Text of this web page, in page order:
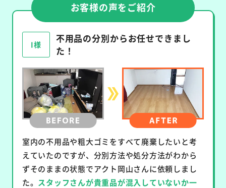
お客様の声をご紹介
I様
不用品の分別からお任せできまし
た！
室内の不用品や粗大ゴミをすべて廃棄したいと考
えていたのですが、分別方法や処分方法がわから
ずそのままの状態でアクト岡山さんに依頼しまし
た。 スタッフさんが貴重品が混入していないか一